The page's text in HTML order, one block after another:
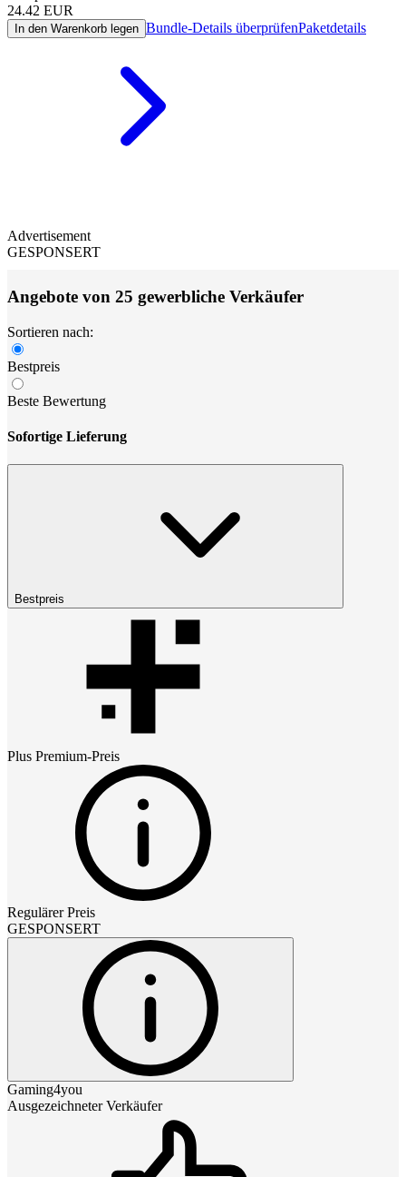
24.42 EUR
In den Warenkorb legen Bundle-Details überprüfenPaketdetails
Advertisement
GESPONSERT
Angebote von 25 gewerbliche Verkäufer
Sortieren nach:
Bestpreis
Beste Bewertung
Sofortige Lieferung
Bestpreis
Plus Premium-Preis
Regulärer Preis
GESPONSERT
Gaming4you
Ausgezeichneter Verkäufer